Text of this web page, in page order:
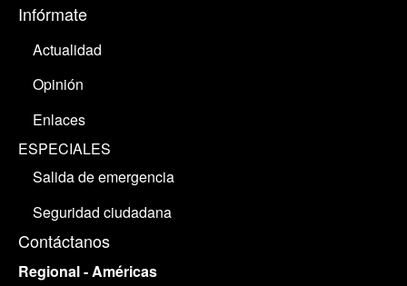
Infórmate
Actualidad
Opinión
Enlaces
ESPECIALES
Salida de emergencia
Seguridad ciudadana
Contáctanos
Regional - Américas